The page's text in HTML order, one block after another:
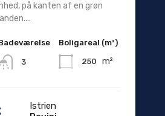
på kanten af ​​en grøn
3
Boligareal (m²)
250 m²
Istrien